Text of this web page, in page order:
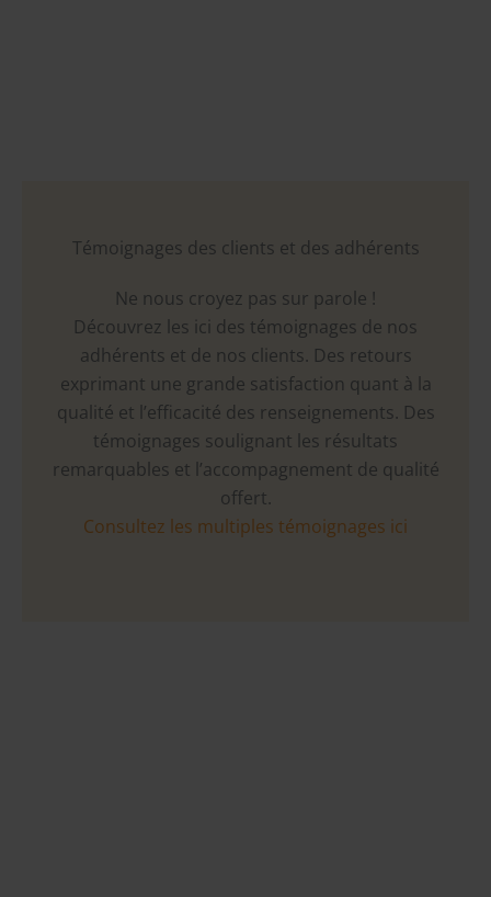
Témoignages des clients et des adhérents
Ne nous croyez pas sur parole !
Découvrez les ici des témoignages de nos
adhérents et de nos clients. Des retours
exprimant une grande satisfaction quant à la
qualité et l’efficacité des renseignements. Des
témoignages soulignant les résultats
remarquables et l’accompagnement de qualité
offert.
Consultez les multiples témoignages ici